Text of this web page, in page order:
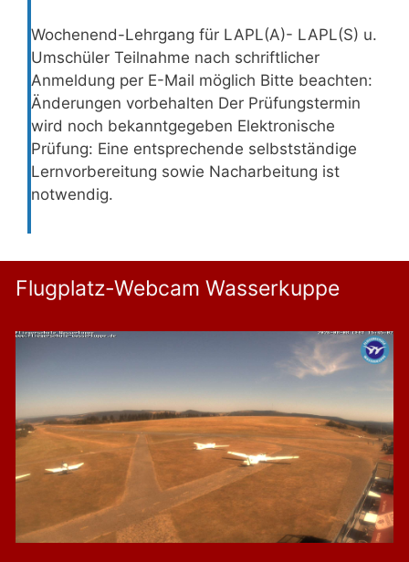
Wochenend-Lehrgang für LAPL(A)- LAPL(S) u.
Umschüler Teilnahme nach schriftlicher
Anmeldung per E-Mail möglich Bitte beachten:
Änderungen vorbehalten Der Prüfungstermin
wird noch bekanntgegeben Elektronische
Prüfung: Eine entsprechende selbstständige
Lernvorbereitung sowie Nacharbeitung ist
notwendig.
Flugplatz-Webcam Wasserkuppe